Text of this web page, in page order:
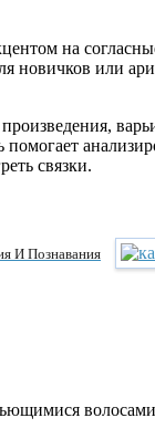
на
или
связки.
И Познавания